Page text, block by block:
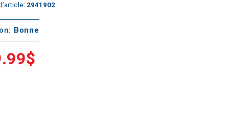
2941902
Bonne